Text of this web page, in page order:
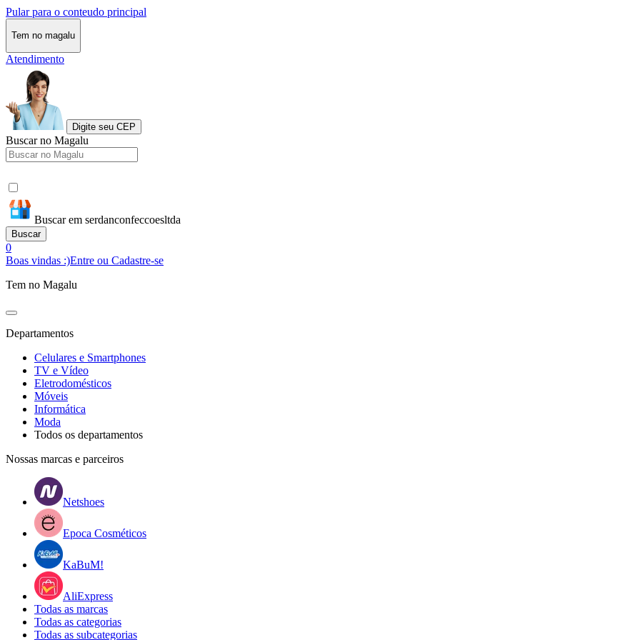
Pular para o conteudo principal
Tem no magalu
Atendimento
Digite seu CEP
Buscar no Magalu
Buscar em serdanconfeccoesltda
Buscar
0
Boas vindas :)Entre ou Cadastre-se
Tem no Magalu
Departamentos
Celulares e Smartphones
TV e Vídeo
Eletrodomésticos
Móveis
Informática
Moda
Todos os departamentos
Nossas marcas e parceiros
Netshoes
Epoca Cosméticos
KaBuM!
AliExpress
Todas as marcas
Todas as categorias
Todas as subcategorias